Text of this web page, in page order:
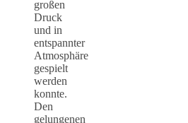
großen
Druck
und in
entspannter
Atmosphäre
gespielt
werden
konnte.
Den
gelungenen